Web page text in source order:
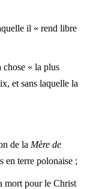
il « rend libre
chose « la plus
et sans laquelle la
de la Mère de
en terre polonaise ;
mort pour le Christ